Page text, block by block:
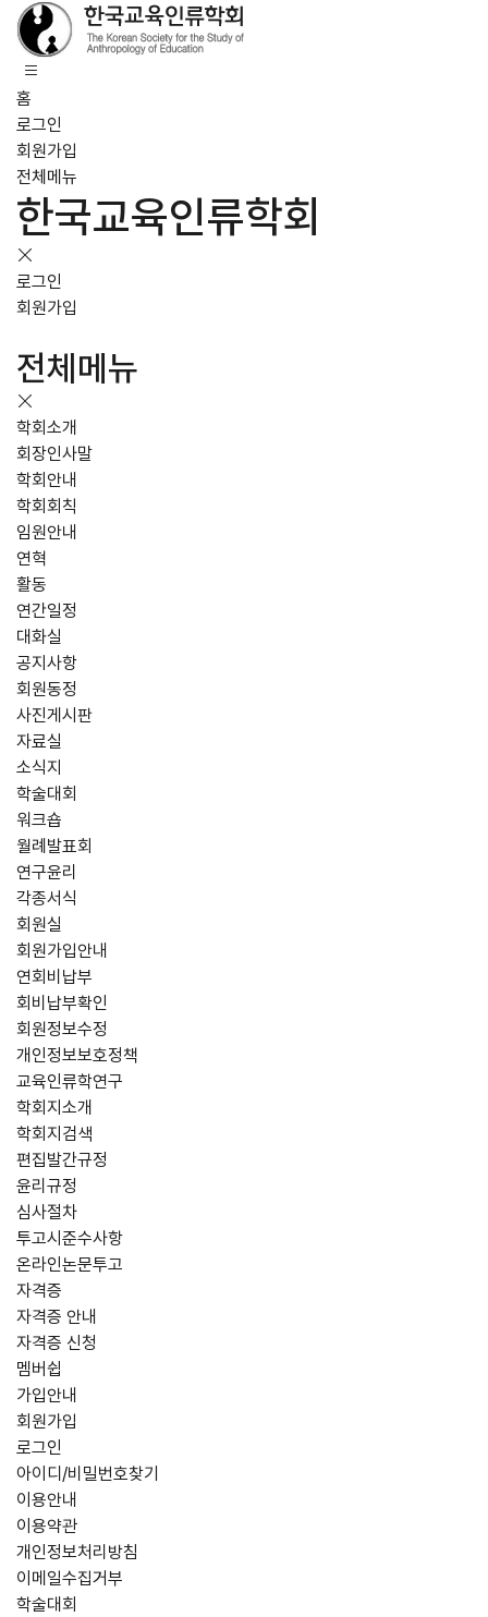
홈
로그인
회원가입
전체메뉴
한국교육인류학회
로그인
회원가입
전체메뉴
학회소개
회장인사말
학회안내
학회회칙
임원안내
연혁
활동
연간일정
대화실
공지사항
회원동정
사진게시판
자료실
소식지
학술대회
워크숍
월례발표회
연구윤리
각종서식
회원실
회원가입안내
연회비납부
회비납부확인
회원정보수정
개인정보보호정책
교육인류학연구
학회지소개
학회지검색
편집발간규정
윤리규정
심사절차
투고시준수사항
온라인논문투고
자격증
자격증 안내
자격증 신청
멤버쉽
가입안내
회원가입
로그인
아이디/비밀번호찾기
이용안내
이용약관
개인정보처리방침
이메일수집거부
학술대회